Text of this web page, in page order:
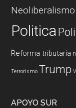
Neoliberalismo
Politica
Reforma tributaria
Terrorismo Trump
APOYO SUR